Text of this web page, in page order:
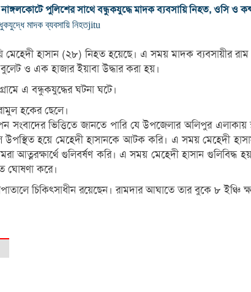
নাঙ্গলকোটে পুলিশের সাথে বন্ধুকযুদ্ধে মাদক ব্যবসায়ি নিহত, ওসি ও
মাদক ব্যবসায়ি নিহতjitu
মেহেদী হাসান (২৮) নিহত হয়েছে। এ সময় মাদক ব্যবসায়ীর
ও এক হাজার ইয়াবা উদ্ধার করা হয়।
এ বন্ধুকযুদ্ধের ঘটনা ঘটে।
হকের ছেলে।
ভিত্তিতে জানতে পারি যে উপজেলার অলিপুর এলাকায়
হয়ে মেহেদী হাসানকে আটক করি। এ সময় মেহেদী
গুলিবর্ষণ করি। এ সময় মেহেদী হাসান গুলিবিদ্ধ
ঘোষণা করে।
চিকিৎসাধীন রয়েছেন। রামদার আঘাতে তার বুকে ৮ ইঞ্চি